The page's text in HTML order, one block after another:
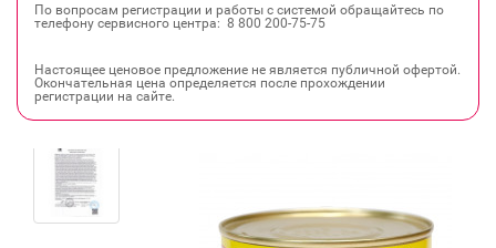
По вопросам регистрации и работы с системой обращайтесь по
телефону сервисного центра: 8 800 200‐75‐75
Настоящее ценовое предложение не является публичной офертой.
Окончательная цена определяется после прохождении
регистрации на сайте.